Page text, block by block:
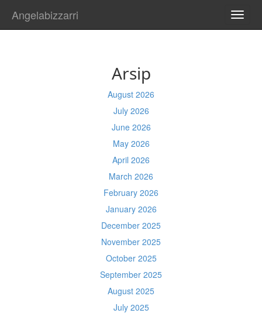
Angelabizzarri
Arsip
August 2026
July 2026
June 2026
May 2026
April 2026
March 2026
February 2026
January 2026
December 2025
November 2025
October 2025
September 2025
August 2025
July 2025